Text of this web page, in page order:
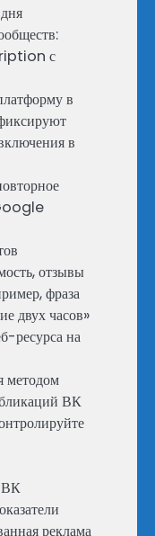
с
в
в
отзывы
фраза
двух часов»
ресурса на
методом
ВК
ВК
реклама